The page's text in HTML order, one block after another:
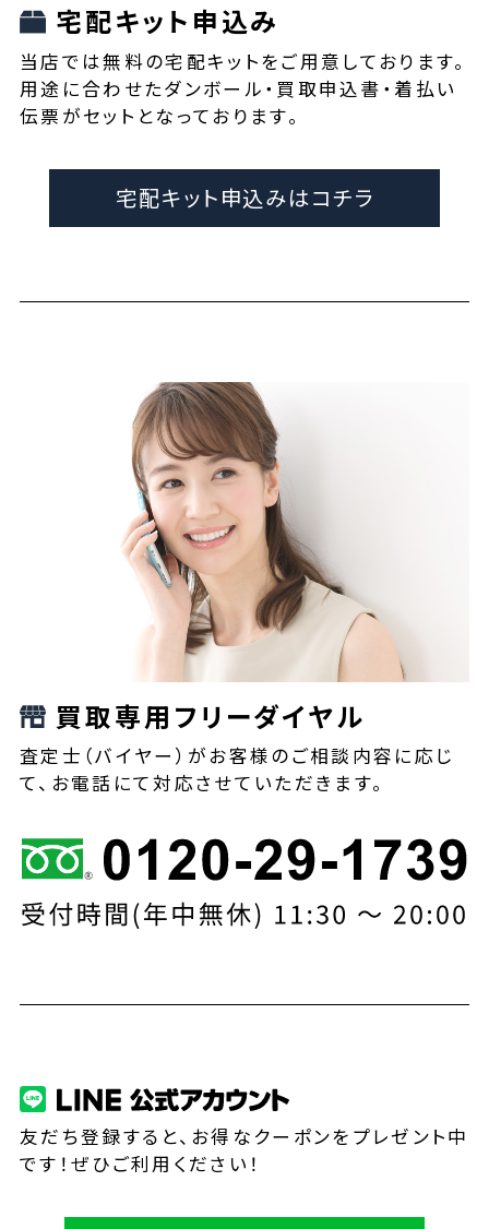
宅配キット申込み
当店では無料の宅配キットをご用意しております。
用途に合わせたダンボール・買取申込書・着払い
伝票がセットとなっております。
宅配キット申込みはコチラ
買取専用フリーダイヤル
査定士（バイヤー）がお客様のご相談内容に応じ
て、お電話にて対応させていただきます。
友だち登録すると、お得なクーポンをプレゼント中
です！ぜひご利用ください！